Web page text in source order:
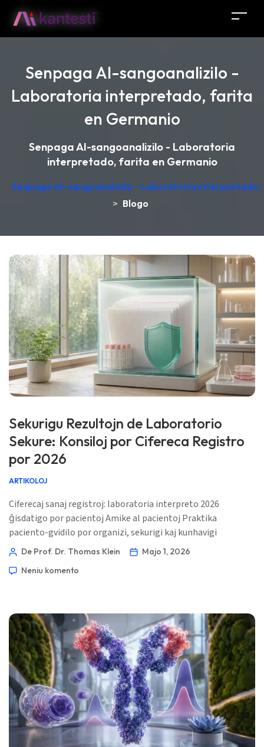
Senpaga AI-sangoanalizilo -
Laboratoria interpretado, farita
en Germanio
Senpaga AI-sangoanalizilo - Laboratoria
interpretado, farita en Germanio
Senpaga AI-sangoanalizilo - Laboratoria
> Blogo
Sekurigu Rezultojn de Laboratorio
Sekure: Konsiloj por Cifereca Registro
por 2026
ARTIKOLOJ
Ciferecaj sanaj registroj: laboratoria interpreto 2026
ĝisdatigo por pacientoj Amike al pacientoj Praktika
paciento-gvidilo por organizi, sekurigi kaj kunhavigi
laboratoriajn raportojn tra klinikoj, programoj, familiaj
kiu faras la rezultojn signifaj. 📖 ~11 minutoj 📅 la 1-an de
De Prof. Dr. Thomas Klein
Majo 1, 2026
Neniu komento